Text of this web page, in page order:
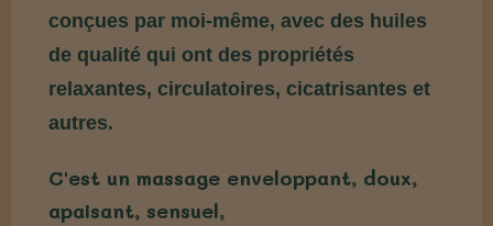
conçues par moi-même, avec des huiles
de qualité qui ont des propriétés
relaxantes, circulatoires, cicatrisantes et
autres.
C'est un massage enveloppant, doux,
apaisant, sensuel,